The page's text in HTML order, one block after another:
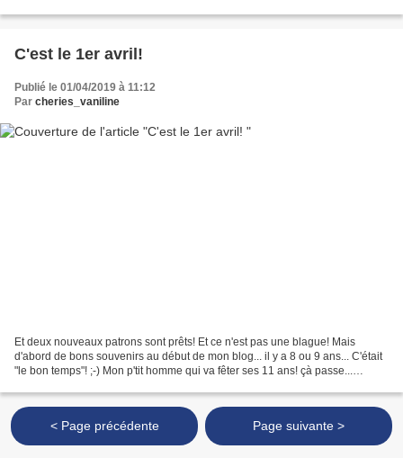
C'est le 1er avril!
Publié le 01/04/2019 à 11:12
Par cheries_vaniline
Et deux nouveaux patrons sont prêts! Et ce n'est pas une blague! Mais
d'abord de bons souvenirs au début de mon blog... il y a 8 ou 9 ans... C'était
"le bon temps"! ;-) Mon p'tit homme qui va fêter ses 11 ans! çà passe...
< Page précédente Page suivante >